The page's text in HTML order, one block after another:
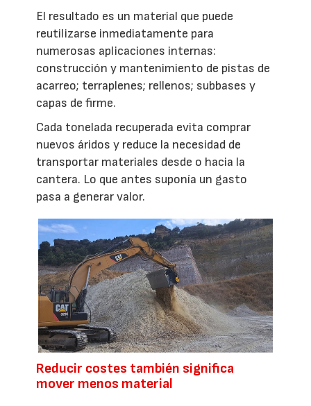
El resultado es un material que puede
reutilizarse inmediatamente para
numerosas aplicaciones internas:
construcción y mantenimiento de pistas de
acarreo; terraplenes; rellenos; subbases y
capas de firme.
Cada tonelada recuperada evita comprar
nuevos áridos y reduce la necesidad de
transportar materiales desde o hacia la
cantera. Lo que antes suponía un gasto
pasa a generar valor.
Reducir costes también significa
mover menos material